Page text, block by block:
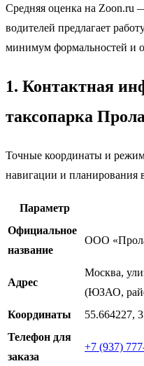
Средняя оценка на Zoon.ru
водителей предлагает
минимум формальностей и
1. Контактная
таксопарка
Точные координаты и
навигации и планирования
Параметр
Официальное
название
ООО
Адрес
Москва,
(ЮЗАО,
Координаты
55.664227,
Телефон для
заказа
+7 (937)